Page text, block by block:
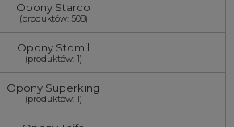
Opony Starco
(produktów: 508)
Opony Stomil
(produktów: 1)
Opony Superking
(produktów: 1)